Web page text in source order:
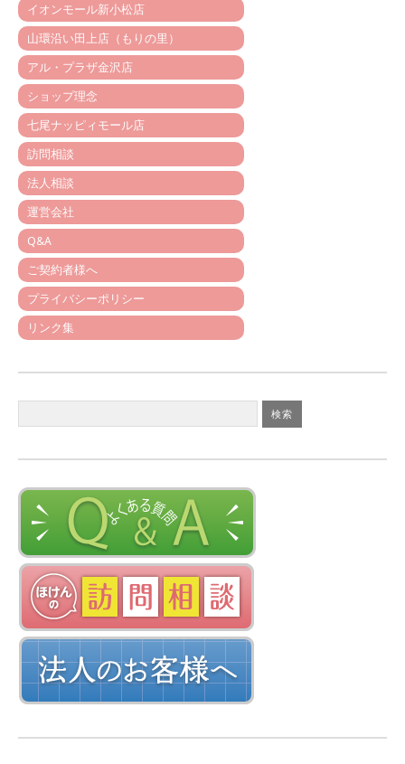
イオンモール新小松店
山環沿い田上店（もりの里）
アル・プラザ金沢店
ショップ理念
七尾ナッピィモール店
訪問相談
法人相談
運営会社
Q&A
ご契約者様へ
プライバシーポリシー
リンク集